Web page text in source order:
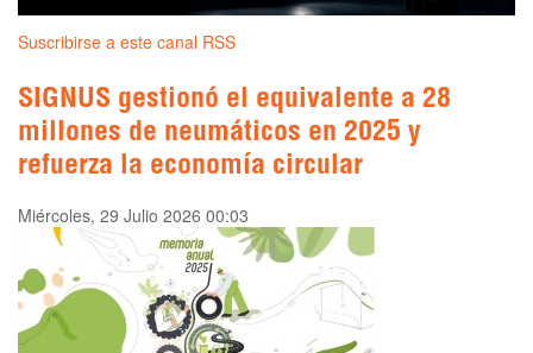
Suscribirse a este canal RSS
SIGNUS gestionó el equivalente a 28
millones de neumáticos en 2025 y
refuerza la economía circular
Miércoles, 29 Julio 2026 00:03